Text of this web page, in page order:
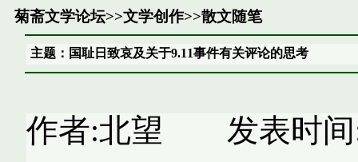
菊斋文学论坛>>文学创作>>散文随笔
主题：国耻日致哀及关于9.11事件有关评论的思考
作者:北望 发表时间